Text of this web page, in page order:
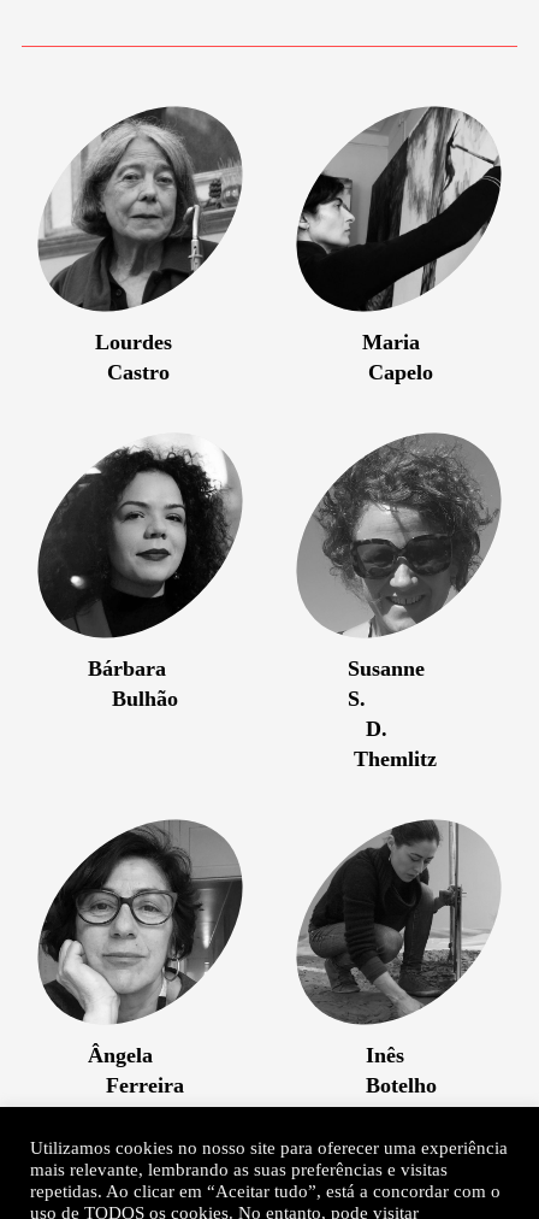
Lourdes
Castro
Maria
Capelo
Bárbara
Bulhão
Susanne
S.
D.
Themlitz
Ângela
Ferreira
Inês
Botelho
Sobre
Título de Isabel Carvalho
Contactos
Newsletter
Utilizamos cookies no nosso site para oferecer uma experiência
mais relevante, lembrando as suas preferências e visitas
repetidas. Ao clicar em “Aceitar tudo”, está a concordar com o
uso de TODOS os cookies. No entanto, pode visitar